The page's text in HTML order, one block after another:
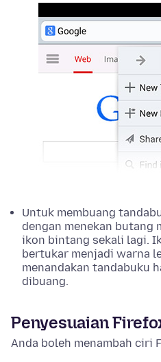
Untuk membuang
dengan menekan butang
ikon bintang sekali lagi.
bertukar menjadi warna
menandakan tandabuku
dibuang.
Penyesuaian
Anda boleh menambah ciri